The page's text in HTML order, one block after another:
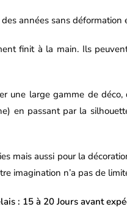
années sans déformation
finit à la main. Ils
une large gamme de
en passant par la
mais aussi pour la
imagination n’a pas de
: 15 à 20 Jours avant